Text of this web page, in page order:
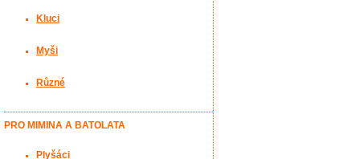
Kluci
Myši
Různé
PRO MIMINA A BATOLATA
Plyšáci